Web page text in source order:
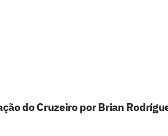
do Cruzeiro por Brian